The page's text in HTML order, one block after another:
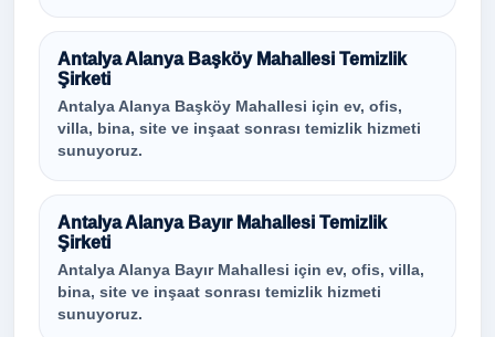
Antalya Alanya Başköy Mahallesi Temizlik
Şirketi
Antalya Alanya Başköy Mahallesi için ev, ofis,
villa, bina, site ve inşaat sonrası temizlik hizmeti
sunuyoruz.
Antalya Alanya Bayır Mahallesi Temizlik
Şirketi
Antalya Alanya Bayır Mahallesi için ev, ofis, villa,
bina, site ve inşaat sonrası temizlik hizmeti
sunuyoruz.